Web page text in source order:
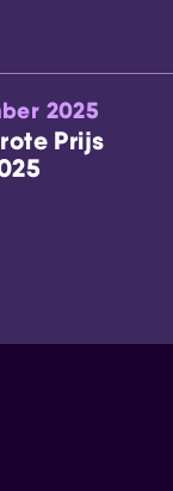
2025
Prijs